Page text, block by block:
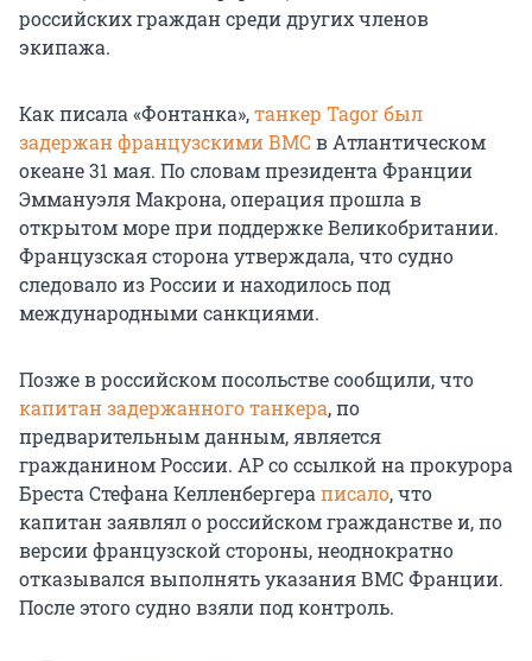
российских граждан среди других членов
экипажа.
Как писала «Фонтанка»,танкер Tagor был
задержан французскими ВМСв Атлантическом
океане 31 мая. По словам президента Франции
Эммануэля Макрона, операция прошла в
открытом море при поддержке Великобритании.
Французская сторона утверждала, что судно
следовало из России и находилось под
международными санкциями.
Позже в российском посольстве сообщили, что
капитан задержанного танкера, по
предварительным данным, является
гражданином России. AP со ссылкой на прокурора
Бреста Стефана Келленбергера писало, что
капитан заявлял о российском гражданстве и, по
версии французской стороны, неоднократно
отказывался выполнять указания ВМС Франции.
После этого судно взяли под контроль.